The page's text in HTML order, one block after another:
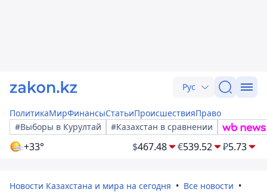
Рус
ПолитикаМирФинансыСтатьиПроисшествияПраво
#Выборы в Курултай
#Казахстан в сравнении
+33° $467.48 €539.52 ₽5.73
Новости Казахстана и мира на сегодня
Все новости